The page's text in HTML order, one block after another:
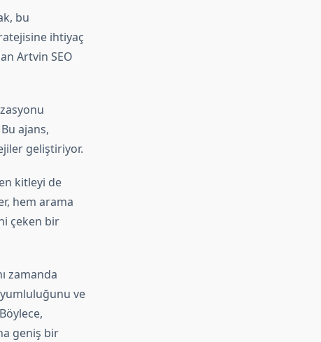
bu
ihtiyaç
Artvin SEO
ajans,
geliştiriyor.
kitleyi de
hem arama
çeken bir
zamanda
ve
geniş bir